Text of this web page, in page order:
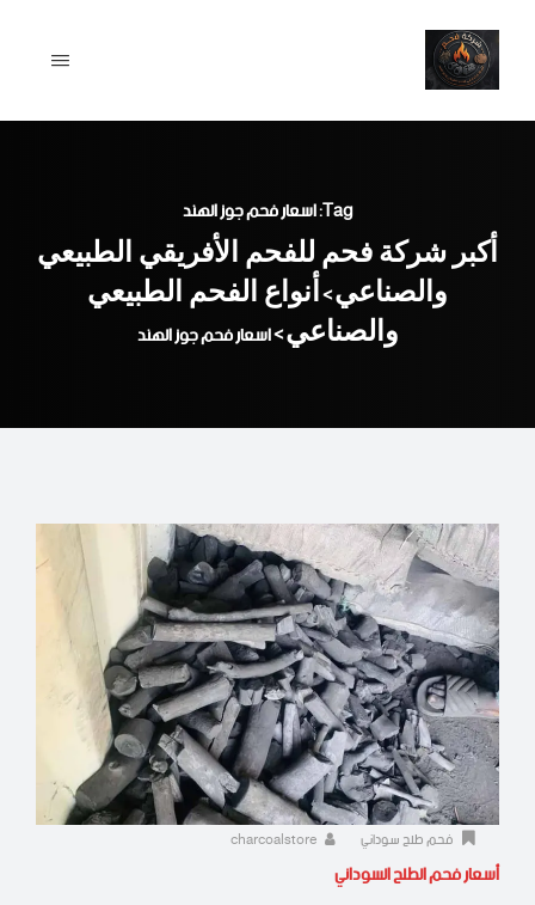
content
Tag: اسعار فحم جوز الهند
أكبر شركة فحم للفحم الأفريقي الطبيعي
والصناعي>أنواع الفحم الطبيعي
والصناعي>اسعار فحم جوز الهند
فحم طلح سوداني
أسعار فحم الطلح السوداني